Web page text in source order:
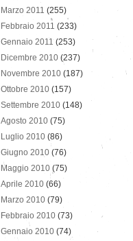
Marzo 2011 (255)
Febbraio 2011 (233)
Gennaio 2011 (253)
Dicembre 2010 (237)
Novembre 2010 (187)
Ottobre 2010 (157)
Settembre 2010 (148)
Agosto 2010 (75)
Luglio 2010 (86)
Giugno 2010 (76)
Maggio 2010 (75)
Aprile 2010 (66)
Marzo 2010 (79)
Febbraio 2010 (73)
Gennaio 2010 (74)